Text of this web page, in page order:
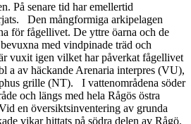
På senare tid har emellertid
Den mångformiga arkipelagen
för fågellivet. De yttre öarna och de
med vindpinade träd och
vuxit igen vilket har påverkat fågellivet
a av häckande Arenaria interpres (VU),
grille (NT). I vattenområdena söder
och längs med hela Rågös östra
en översiktsinventering av grunda
vikar hittats på södra delen av Rågö.